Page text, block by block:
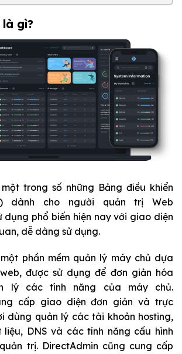
gì?
trong số những Bảng điều khiển
dành cho người quản trị Web
dụng phổ biến hiện nay với giao diện
dễ dàng sử dụng.
phần mềm quản lý máy chủ dựa
, được sử dụng để đơn giản hóa
lý các tính năng của máy chủ.
cấp giao diện đơn giản và trực
dùng quản lý các tài khoản hosting,
liệu, DNS và các tính năng cấu hình
trị. DirectAdmin cũng cung cấp